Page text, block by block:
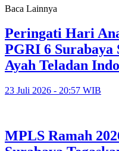
Baca Lainnya
Peringati Hari
PGRI 6 Surabaya
Ayah Teladan
23 Juli 2026 - 20:57 WIB
MPLS Ramah